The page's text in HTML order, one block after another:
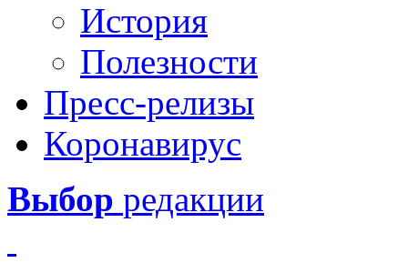
История
Полезности
Пресс-релизы
Коронавирус
Выбор редакции